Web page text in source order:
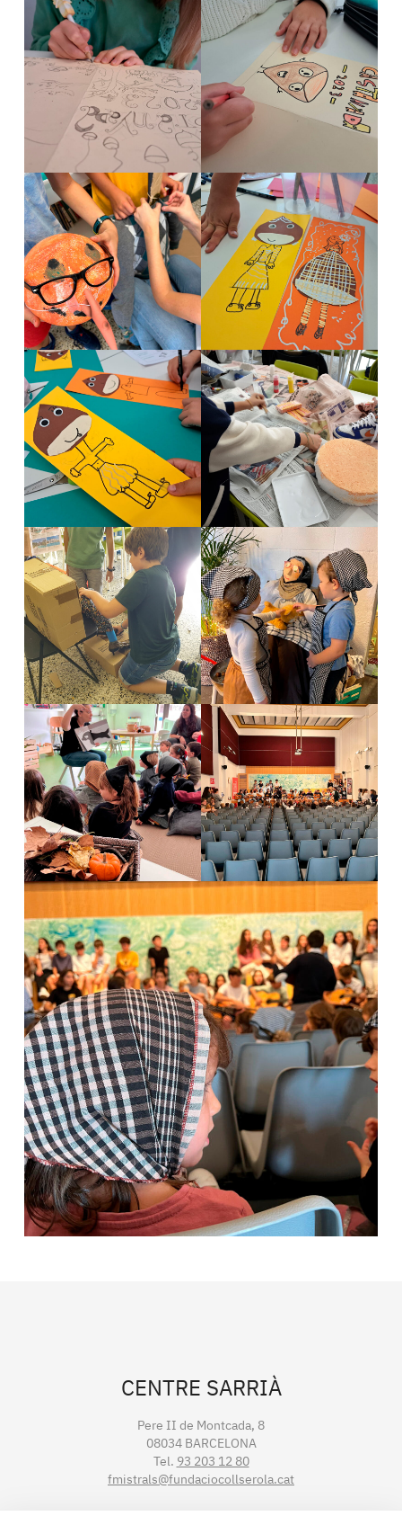
CENTRE SARRIÀ
Pere II de Montcada, 8
08034 BARCELONA
Tel. 93 203 12 80
fmistrals@fundaciocollserola.cat